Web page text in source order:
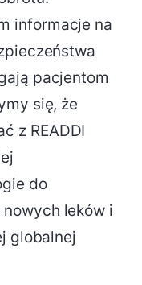
informacje na
pacjentom
się, że
z READDI
do
leków i
globalnej